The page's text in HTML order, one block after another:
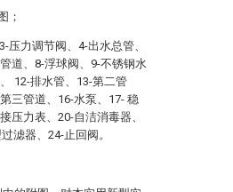
；
压力调节阀、4-出水总管、
道、8-浮球阀、9-不锈钢水
12-排水管、13-第二管
三管道、16-水泵、17- 稳
压力表、20-自洁消毒器、
滤器、24-止回阀。